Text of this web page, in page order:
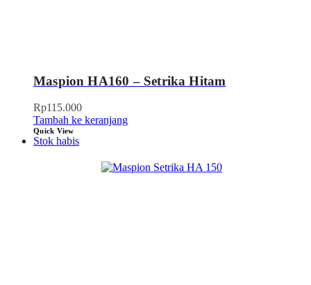
Maspion HA160 – Setrika Hitam
Rp115.000
Tambah ke keranjang
Quick View
Stok habis